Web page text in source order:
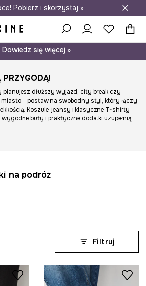
dostawa do salonów
Pobierz i skorzystaj »
Dowiedz się więcej »
PRZYGODĄ!
planujesz dłuższy wyjazd, city break czy
– postaw na swobodny styl, który łączy
Koszule, jeansy i klasyczne T-shirty
wygodne buty i praktyczne dodatki uzupełnią
na podróż
Filtruj